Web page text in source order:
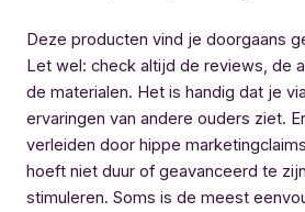
Deze producten vind je doorgaans
Let wel: check altijd de reviews, de
de materialen. Het is handig dat je
ervaringen van andere ouders ziet.
verleiden door hippe
hoeft niet duur of geavanceerd te
stimuleren. Soms is de meest